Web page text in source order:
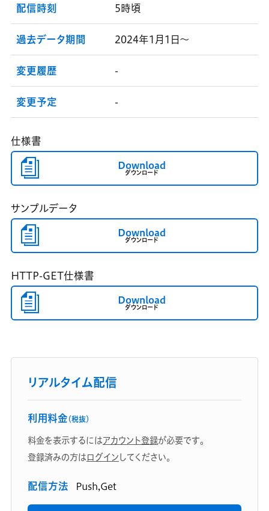
配信時刻 5時頃
過去データ期間 2024年1月1日～
変更履歴 -
変更予定 -
仕様書
Download
ダウンロード
サンプルデータ
Download
ダウンロード
HTTP-GET仕様書
Download
ダウンロード
リアルタイム配信
利用料金 （税抜）
料金を表示するにはアカウント登録が必要です。
登録済みの方はログインしてください。
配信方法 Push,Get